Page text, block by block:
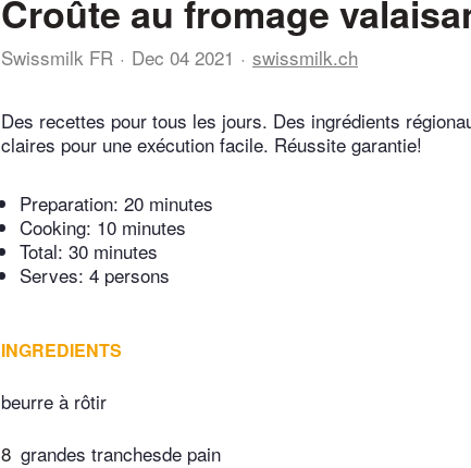
Croûte au fromage
Swissmilk FR Dec 04 2021 swissmilk.ch
Des recettes pour tous les jours. Des ingrédients
claires pour une exécution facile. Réussite garantie!
Preparation: 20 minutes
Cooking: 10 minutes
Total: 30 minutes
Serves: 4 persons
INGREDIENTS
beurre à rôtir
8 grandes tranchesde pain